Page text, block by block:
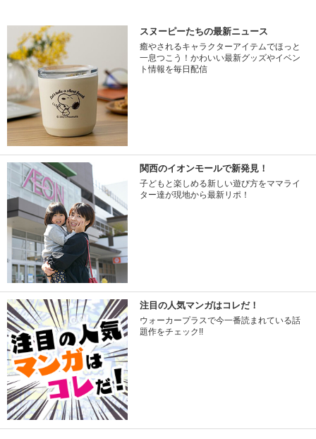
スヌーピーたちの最新ニュース
癒やされるキャラクターアイテムでほっと
一息つこう！かわいい最新グッズやイベン
ト情報を毎日配信
関西のイオンモールで新発見！
子どもと楽しめる新しい遊び方をママライ
ター達が現地から最新リポ！
注目の人気マンガはコレだ！
ウォーカープラスで今一番読まれている話
題作をチェック!!